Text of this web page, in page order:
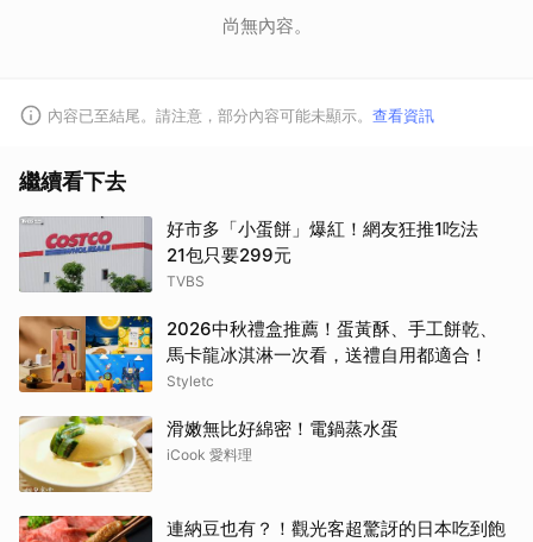
尚無內容。
內容已至結尾。請注意，部分內容可能未顯示。 查看資訊
繼續看下去
好市多「小蛋餅」爆紅！網友狂推1吃法
21包只要299元
TVBS
2026中秋禮盒推薦！蛋黃酥、手工餅乾、
馬卡龍冰淇淋一次看，送禮自用都適合！
Styletc
滑嫩無比好綿密！電鍋蒸水蛋
iCook 愛料理
連納豆也有？！觀光客超驚訝的日本吃到飽